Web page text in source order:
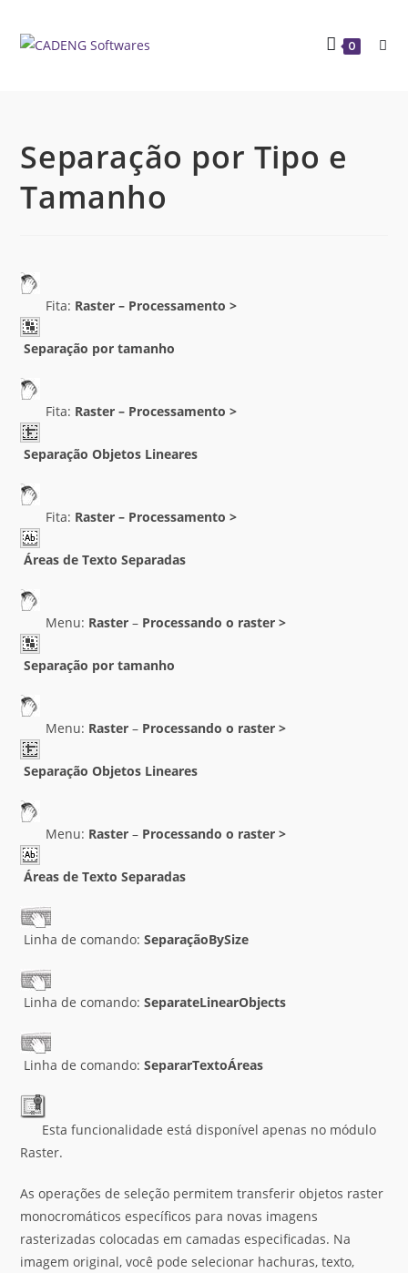
0
Separação por Tipo e
Tamanho
Fita: Raster – Processamento >
Separação por tamanho
Fita: Raster – Processamento >
Separação Objetos Lineares
Fita: Raster – Processamento >
Áreas de Texto Separadas
Menu: Raster – Processando o raster >
Separação por tamanho
Menu: Raster – Processando o raster >
Separação Objetos Lineares
Menu: Raster – Processando o raster >
Áreas de Texto Separadas
Linha de comando:SeparaçãoBySize
Linha de comando:SeparateLinearObjects
Linha de comando:SepararTextoÁreas
Esta funcionalidade está disponível apenas no módulo
Raster.
As operações de seleção permitem transferir objetos raster
monocromáticos específicos para novas imagens
rasterizadas colocadas em camadas especificadas. Na
imagem original, você pode selecionar hachuras, texto,